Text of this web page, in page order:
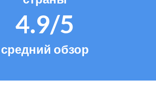
4.9/5
средний обзор